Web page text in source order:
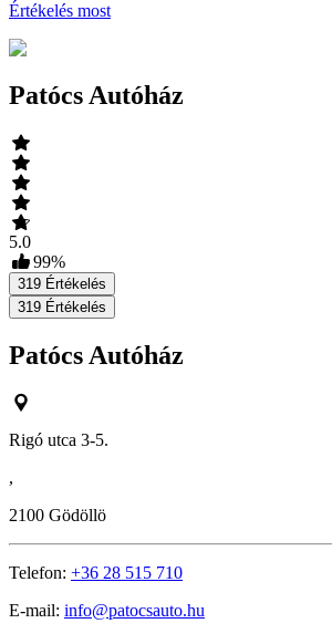
Értékelés most
Patócs Autóház
5.0
99%
319 Értékelés
319 Értékelés
Patócs Autóház
Rigó utca 3-5.
,
2100 Gödöllö
Telefon: +36 28 515 710
E-mail: info@patocsauto.hu